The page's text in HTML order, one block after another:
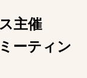
主催
ーティン